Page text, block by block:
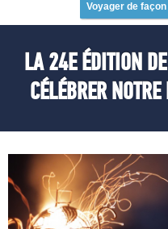
Voyager de
LA 24E ÉDITION
CÉLÉBRER